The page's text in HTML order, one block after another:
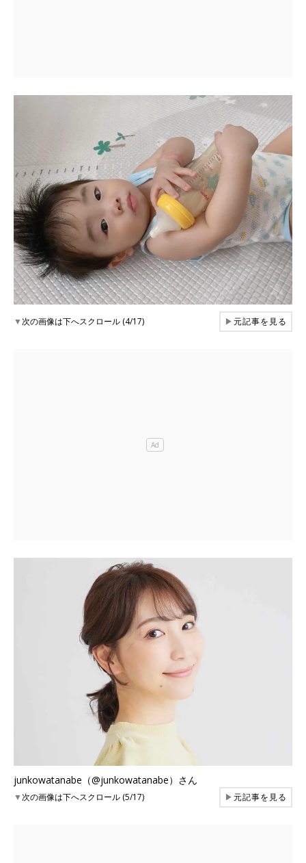
▼次の画像は下へスクロール (4/17) ▶元記事を見る
junkowatanabe（@junkowatanabe）さん
▼次の画像は下へスクロール (5/17) ▶元記事を見る